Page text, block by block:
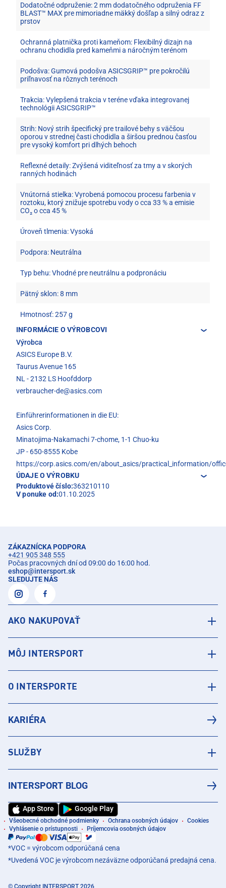
Dodatočné odpruženie: 2 mm dodatočného odpruženia FF
BLAST™ MAX pre mimoriadne mäkký došľap a silný odraz z
prstov
Ochranná platnička proti kameňom: Flexibilný dizajn na
ochranu chodidla pred kameňmi a náročným terénom
Podošva: Gumová podošva ASICSGRIP™ pre pokročilú
priľnavosť na rôznych terénoch
Trakcia: Vylepšená trakcia v teréne vďaka integrovanej
technológii ASICSGRIP™
Strih: Nový strih špecifický pre trailové behy s väčšou
oporou v strednej časti chodidla a širšou prednou časťou
pre vysoký komfort pri dlhých behoch
Reflexné detaily: Zvýšená viditeľnosť za tmy a v skorých
ranných hodinách
Vnútorná stielka: Vyrobená pomocou procesu farbenia v
roztoku, ktorý znižuje spotrebu vody o cca 33 % a emisie
CO₂ o cca 45 %
Úroveň tlmenia: Vysoká
Podpora: Neutrálna
Typ behu: Vhodné pre neutrálnu a podpronáciu
Pätný sklon: 8 mm
Hmotnosť: 257 g
INFORMÁCIE O VÝROBCOVI
Výrobca
ASICS Europe B.V.
Taurus Avenue 165
NL - 2132 LS Hoofddorp
verbraucher-de@asics.com
Einführerinformationen in die EU:
Asics Corp.
Minatojima-Nakamachi 7-chome, 1-1 Chuo-ku
JP - 650-8555 Kobe
https://corp.asics.com/en/about_asics/practical_information/
ÚDAJE O VÝROBKU
Produktové číslo:363210110
V ponuke od:01.10.2025
ZÁKAZNÍCKA PODPORA
+421 905 348 555
Počas pracovných dní od 09:00 do 16:00 hod.
eshop@intersport.sk
SLEDUJTE NÁS
AKO NAKUPOVAŤ
MÔJ INTERSPORT
O INTERSPORTE
KARIÉRA
SLUŽBY
INTERSPORT BLOG
App Store Google Play
Všeobecné obchodné podmienky Ochrana osobných údajov
Cookies
Vyhlásenie o prístupnosti
Príjemcovia osobných údajov
*VOC = výrobcom odporúčaná cena
*Uvedená VOC je výrobcom nezáväzne odporúčaná predajná cena.
© Copyright INTERSPORT 2026